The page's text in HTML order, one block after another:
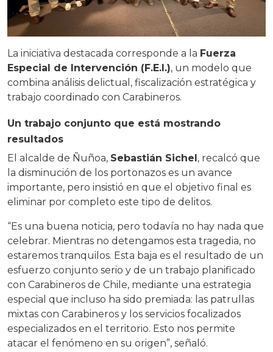
La iniciativa destacada corresponde a la Fuerza
Especial de Intervención (F.E.I.), un modelo que
combina análisis delictual, fiscalización estratégica y
trabajo coordinado con Carabineros.
Un trabajo conjunto que está mostrando
resultados
El alcalde de Ñuñoa, Sebastián Sichel, recalcó que
la disminución de los portonazos es un avance
importante, pero insistió en que el objetivo final es
eliminar por completo este tipo de delitos.
“Es una buena noticia, pero todavía no hay nada que
celebrar. Mientras no detengamos esta tragedia, no
estaremos tranquilos. Esta baja es el resultado de un
esfuerzo conjunto serio y de un trabajo planificado
con Carabineros de Chile, mediante una estrategia
especial que incluso ha sido premiada: las patrullas
mixtas con Carabineros y los servicios focalizados
especializados en el territorio. Esto nos permite
atacar el fenómeno en su origen”, señaló.